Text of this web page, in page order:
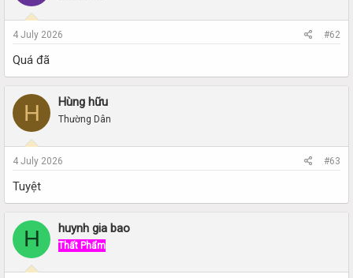
4 July 2026 #62
Quá đã
H Hùng hữu
Thường Dân
4 July 2026 #63
Tuyệt
H huynh gia bao
Thất Phẩm